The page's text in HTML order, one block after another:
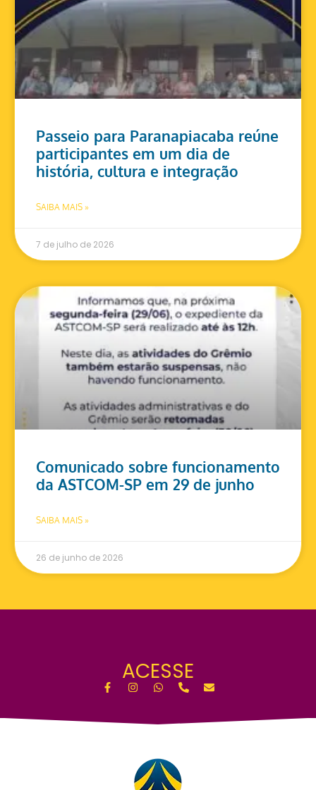
Passeio para Paranapiacaba reúne
participantes em um dia de
história, cultura e integração
SAIBA MAIS »
7 de julho de 2026
Comunicado sobre funcionamento
da ASTCOM-SP em 29 de junho
SAIBA MAIS »
26 de junho de 2026
ACESSE